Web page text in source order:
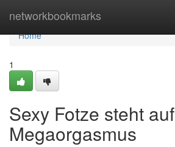
networkbookmarks
Home
Home
1
Sexy Fotze steht auf
Megaorgasmus